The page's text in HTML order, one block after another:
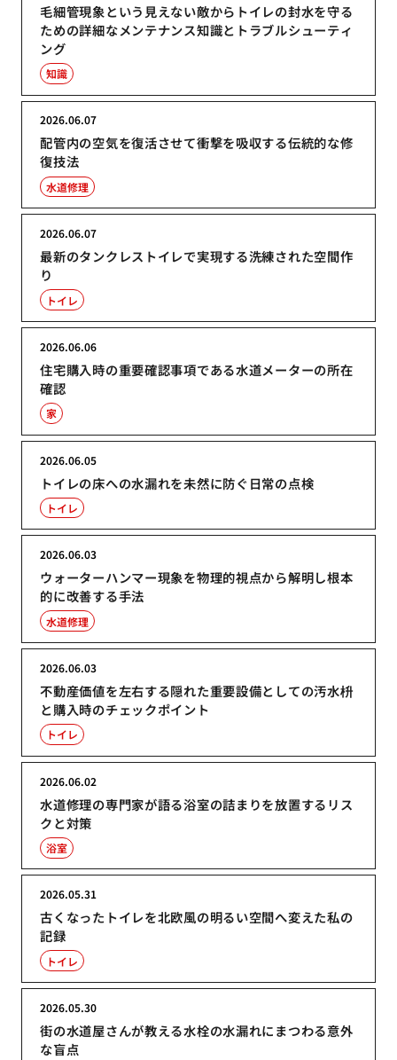
毛細管現象という見えない敵からトイレの封水を守る
ための詳細なメンテナンス知識とトラブルシューティ
ング
知識
配管内の空気を復活させて衝撃を吸収する伝統的な修
復技法
2026.06.07
水道修理
最新のタンクレストイレで実現する洗練された空間作
り
2026.06.07
トイレ
住宅購入時の重要確認事項である水道メーターの所在
確認
2026.06.06
家
トイレの床への水漏れを未然に防ぐ日常の点検
2026.06.05
トイレ
ウォーターハンマー現象を物理的視点から解明し根本
的に改善する手法
2026.06.03
水道修理
不動産価値を左右する隠れた重要設備としての汚水枡
と購入時のチェックポイント
2026.06.03
トイレ
水道修理の専門家が語る浴室の詰まりを放置するリス
クと対策
2026.06.02
浴室
古くなったトイレを北欧風の明るい空間へ変えた私の
記録
2026.05.31
トイレ
街の水道屋さんが教える水栓の水漏れにまつわる意外
な盲点
2026.05.30